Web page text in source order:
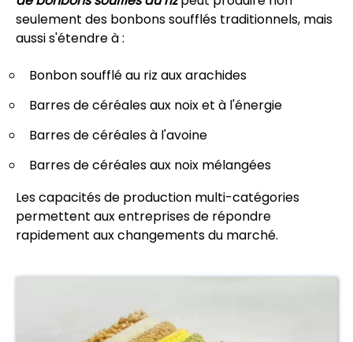
seulement des bonbons soufflés traditionnels, mais
aussi s'étendre à :
Bonbon soufflé au riz aux arachides
Barres de céréales aux noix et à l'énergie
Barres de céréales à l'avoine
Barres de céréales aux noix mélangées
Les capacités de production multi-catégories
permettent aux entreprises de répondre
rapidement aux changements du marché.